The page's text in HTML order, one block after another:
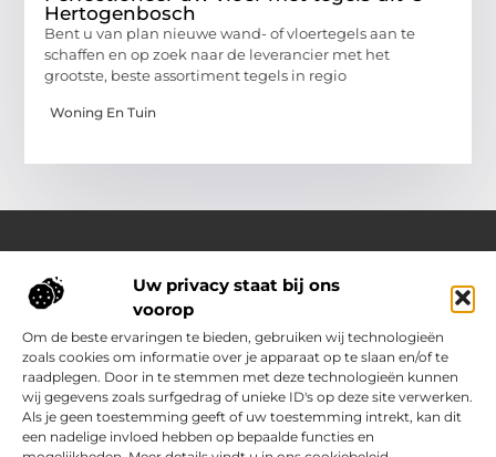
Uw privacy staat bij ons
voorop
Om de beste ervaringen te bieden, gebruiken wij technologieën
zoals cookies om informatie over je apparaat op te slaan en/of te
raadplegen. Door in te stemmen met deze technologieën kunnen
wij gegevens zoals surfgedrag of unieke ID's op deze site verwerken.
Als je geen toestemming geeft of uw toestemming intrekt, kan dit
een nadelige invloed hebben op bepaalde functies en
Hertogenbosch
Bent u van plan nieuwe wand- of vloertegels aan te
schaffen en op zoek naar de leverancier met het
grootste, beste assortiment tegels in regio
Woning En Tuin
Over Outdoor-vakantie-boeken.nl
Jouw bron voor outdoor-inspiratie en slimme vakantietips
Verken een gevarieerd aanbod aan blogs en artikelen
boordevol ideeën, handige suggesties en verrassende
inzichten die jouw buitenvakantie nóg leuker en makkelijker
maken.
Main Links